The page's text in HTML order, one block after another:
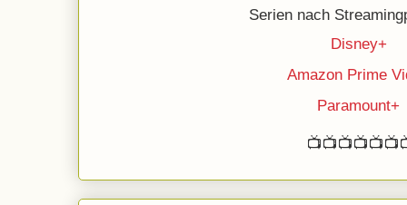
Serien nach
Disney+
Amazon Prime
Paramount+